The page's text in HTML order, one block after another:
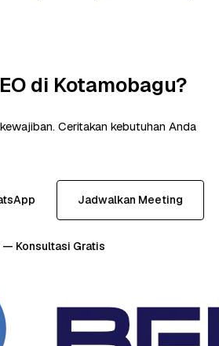
di Kotamobagu?
Ceritakan kebutuhan Anda
Jadwalkan Meeting
— Konsultasi Gratis